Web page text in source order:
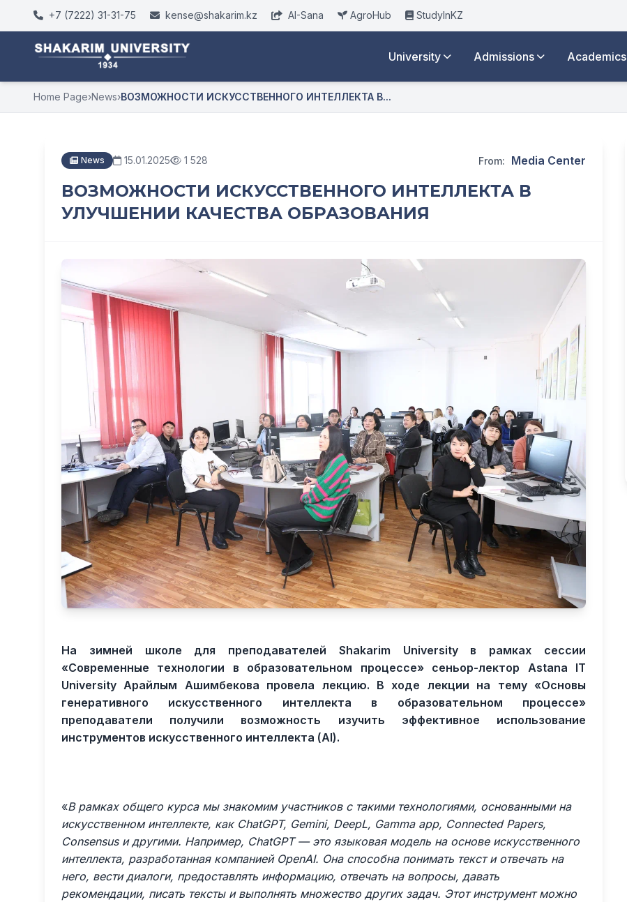
+7 (7222) 31-31-75 kense@shakarim.kz AI-Sana AgroHub StudyInKZ
University Admissions Academics
Home Page›News›ВОЗМОЖНОСТИ ИСКУССТВЕННОГО ИНТЕЛЛЕКТА В...
News 15.01.2025 1 528 From: Media Center
ВОЗМОЖНОСТИ ИСКУССТВЕННОГО ИНТЕЛЛЕКТА В
УЛУЧШЕНИИ КАЧЕСТВА ОБРАЗОВАНИЯ
На зимней школе для преподавателей Shakarim University в рамках сессии
«Современные технологии в образовательном процессе» сеньор-лектор Astana IT
University Арайлым Ашимбекова провела лекцию. В ходе лекции на тему «Основы
генеративного искусственного интеллекта в образовательном процессе»
преподаватели получили возможность изучить эффективное использование
инструментов искусственного интеллекта (AI).
«В рамках общего курса мы знакомим участников с такими технологиями, основанными на
искусственном интеллекте, как ChatGPT, Gemini, DeepL, Gamma app, Connected Papers,
Consensus и другими. Например, ChatGPT — это языковая модель на основе искусственного
интеллекта, разработанная компанией OpenAI. Она способна понимать текст и отвечать на
него, вести диалоги, предоставлять информацию, отвечать на вопросы, давать
рекомендации, писать тексты и выполнять множество других задач. Этот инструмент можно